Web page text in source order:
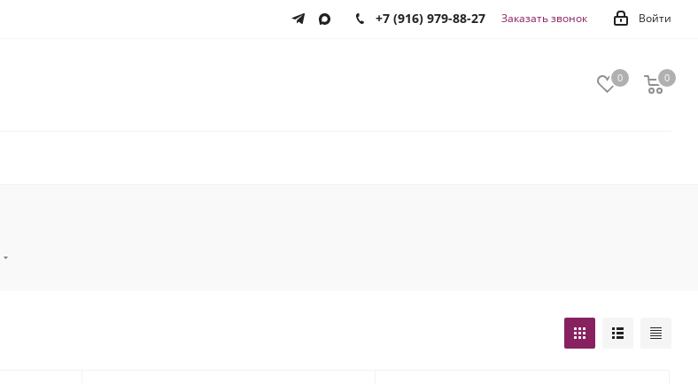
Войти
+7 (916) 979-88-27 Заказать звонок
0 0
0